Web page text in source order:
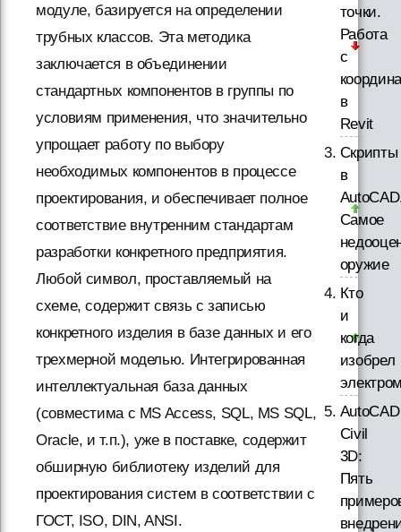
модуле, базируется на определении
трубных классов. Эта методика
заключается в объединении
стандартных компонентов в группы по
условиям применения, что значительно
упрощает работу по выбору
необходимых компонентов в процессе
проектирования, и обеспечивает полное
соответствие внутренним стандартам
разработки конкретного предприятия.
Любой символ, проставляемый на
схеме, содержит связь с записью
конкретного изделия в базе данных и его
трехмерной моделью. Интегрированная
интеллектуальная база данных
(совместима с MS Access, SQL, MS SQL,
Oracle, и т.п.), уже в поставке, содержит
обширную библиотеку изделий для
проектирования систем в соответствии с
ГОСТ, ISO, DIN, ANSI.
точки.
Работа
с
в
Revit
Скрипты
в
Самое
оружие
Кто
и
когда
изобрел
AutoCAD
Civil
3D:
Пять